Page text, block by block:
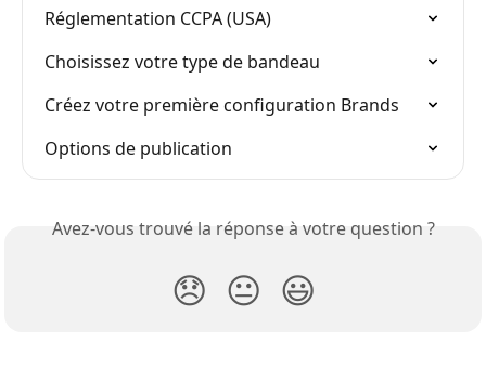
Réglementation CCPA (USA)
Choisissez votre type de bandeau
Créez votre première configuration Brands
Options de publication
Avez-vous trouvé la réponse à votre question ?
😞 😐 😃